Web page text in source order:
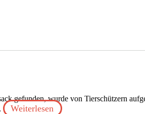
gefunden, wurde von Tierschützern
Weiterlesen